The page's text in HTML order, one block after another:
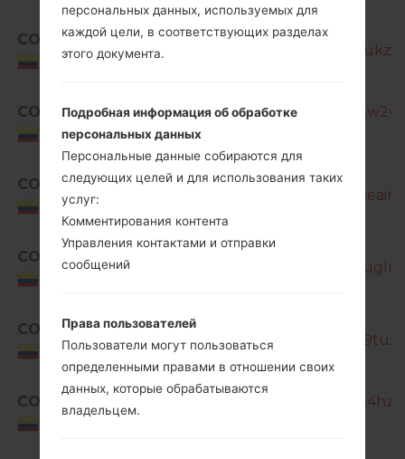
COM
Colombia
SM-
COM
Colombia
SM-
COO
Colombia
SM-
COO
SM-
COO
Colombia
SM-
COO
SM-
персональных данных, используемых для
каждой цели, в соответствующих разделах
этого документа.
Подробная информация об обработке
персональных данных
Персональные данные собираются для
следующих целей и для использования таких
услуг:
Комментирования контента
Управления контактами и отправки
сообщений
Права пользователей
Пользователи могут пользоваться
определенными правами в отношении своих
данных, которые обрабатываются
владельцем.